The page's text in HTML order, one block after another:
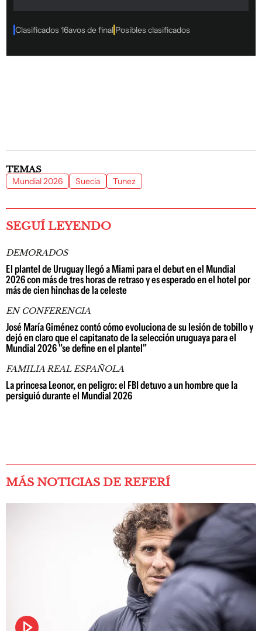
TEMAS
Mundial 2026 Suecia Tunez
SEGUÍ LEYENDO
DEMORADOS
El plantel de Uruguay llegó a Miami para el debut en el Mundial
2026 con más de tres horas de retraso y es esperado en el hotel por
más de cien hinchas de la celeste
EN CONFERENCIA
José María Giménez contó cómo evoluciona de su lesión de tobillo y
dejó en claro que el capitanato de la selección uruguaya para el
Mundial 2026 "se define en el plantel"
FAMILIA REAL ESPAÑOLA
La princesa Leonor, en peligro: el FBI detuvo a un hombre que la
persiguió durante el Mundial 2026
MÁS NOTICIAS DE REFERÍ